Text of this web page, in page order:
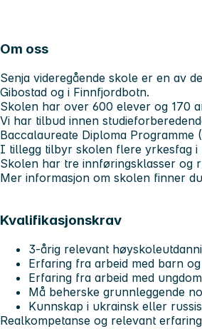
Om oss
Senja videregående skole er en av
Gibostad og i Finnfjordbotn.
Skolen har over 600 elever og 170
Vi har tilbud innen
Baccalaureate Diploma Programme
I tillegg tilbyr skolen flere yrkesfag i
Skolen har tre innføringsklasser og
Mer informasjon om skolen finner
Kvalifikasjonskrav
3-årig relevant
Erfaring fra arbeid med barn
Erfaring fra arbeid med
Må beherske grunnleggende
Kunnskap i ukrainsk eller
Realkompetanse og relevant